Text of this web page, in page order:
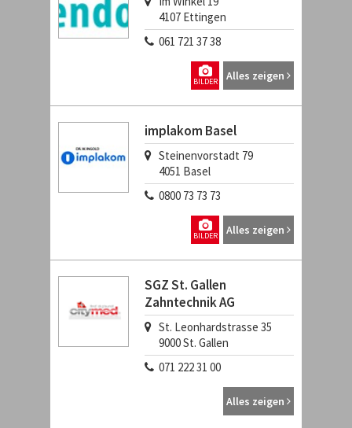
4107 Ettingen
061 721 37 38
Alles zeigen
BILDER
implakom Basel
Steinenvorstadt 79
4051 Basel
0800 73 73 73
Alles zeigen
BILDER
SGZ St. Gallen
Zahntechnik AG
St. Leonhardstrasse 35
9000St. Gallen
071 222 31 00
Alles zeigen